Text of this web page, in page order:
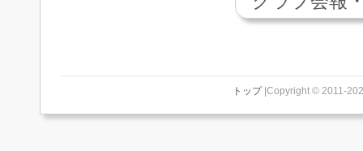
トップ|Copyright © 2011-